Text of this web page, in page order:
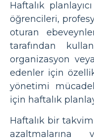
Haftalık
öğrencileri,
oturan
tarafından
organizasyon
edenler için
yönetimi
için haftalık
Haftalık bir
azaltmalarına